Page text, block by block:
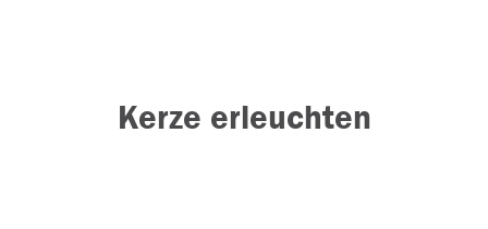
Kerze erleuchten